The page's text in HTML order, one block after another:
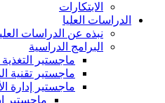
الابتكارات
الدراسات العليا
نبذه عن الدراسات
البرامج الدراسية
ماجستير التغذية
ماجستير تقنية
ماجستير إدارة
ماجستير